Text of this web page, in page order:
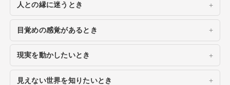
人との縁に迷うとき
目覚めの感覚があるとき
現実を動かしたいとき
見えない世界を知りたいとき